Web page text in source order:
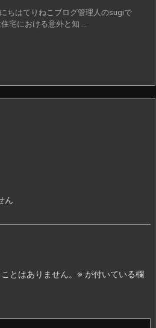
ちはてりねこブログ管理人のsugiで
宅における意外と知 ...
ん
とはありません。 ※ が付いている欄